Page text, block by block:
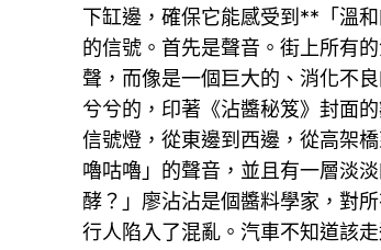
下缸邊，確保它能感受到**「溫
的信號。首先是聲音。街上所有
聲，而像是一個巨大的、消化不
兮兮的，印著《沾醬秘笈》封面
信號燈，從東邊到西邊，從高架
嚕咕嚕」的聲音，並且有一層淡
酵？」廖沾沾是個醬料學家，對
行人陷入了混亂。汽車不知道該